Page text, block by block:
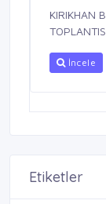
KIRIKHAN
İncele
Etiketler